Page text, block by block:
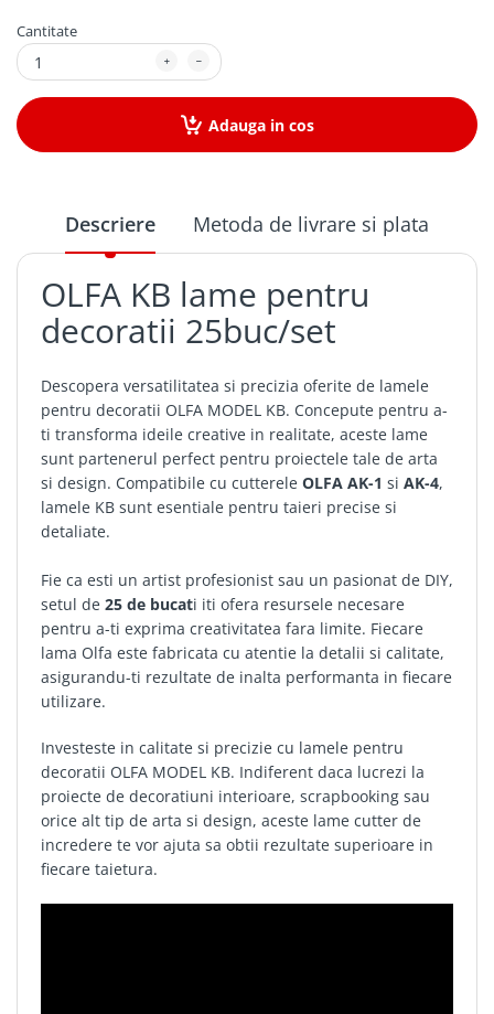
Cantitate
Adauga in cos
Descriere Metoda de livrare si plata
OLFA KB lame pentru
decoratii 25buc/set
Descopera versatilitatea si precizia oferite de lamele
pentru decoratii OLFA MODEL KB. Concepute pentru a-ti
transforma ideile creative in realitate, aceste lame sunt
partenerul perfect pentru proiectele tale de arta si design.
Compatibile cu cuttereleOLFA AK-1siAK-4, lamele KB
sunt esentiale pentru taieri precise si detaliate.
setul de25 de bucati iti ofera resursele necesare pentru
a-ti exprima creativitatea fara limite. Fiecare lama Olfa este
fabricata cu atentie la detalii si calitate, asigurandu-ti
rezultate de inalta performanta in fiecare utilizare.
Investeste in calitate si precizie cu lamele pentru decoratii
decoratiuni interioare, scrapbooking sau orice alt tip de
arta si design, aceste lame cutter de incredere te vor ajuta
sa obtii rezultate superioare in fiecare taietura.